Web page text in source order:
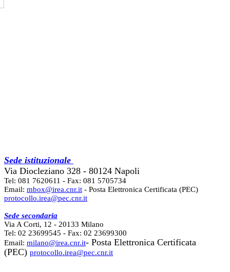
Sede istituzionale
Via Diocleziano 328 - 80124 Napoli
Tel: 081 7620611 - Fax: 081 5705734
Email: mbox@irea.cnr.it - Posta Elettronica Certificata (PEC)
protocollo.irea@pec.cnr.it
Sede secondaria
Via A Corti, 12 - 20133 Milano
Tel: 02 23699545 - Fax: 02 23699300
Email: milano@irea.cnr.it- Posta Elettronica Certificata
(PEC) protocollo.irea@pec.cnr.it